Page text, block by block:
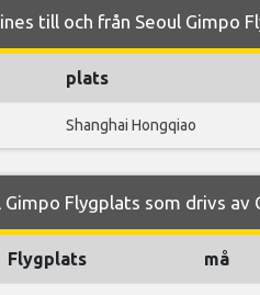
till och från Seoul Gimpo
plats
Shanghai Hongqiao
Flygplats som drivs av
Flygplats må